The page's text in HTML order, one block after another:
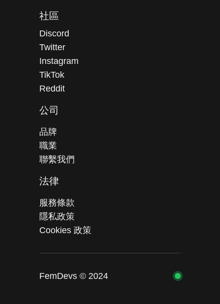
社區
Discord
Twitter
Instagram
TikTok
Reddit
公司
品牌
職業
聯繫我們
法律
服務條款
隱私政策
Cookies 政策
FemDevs © 2024